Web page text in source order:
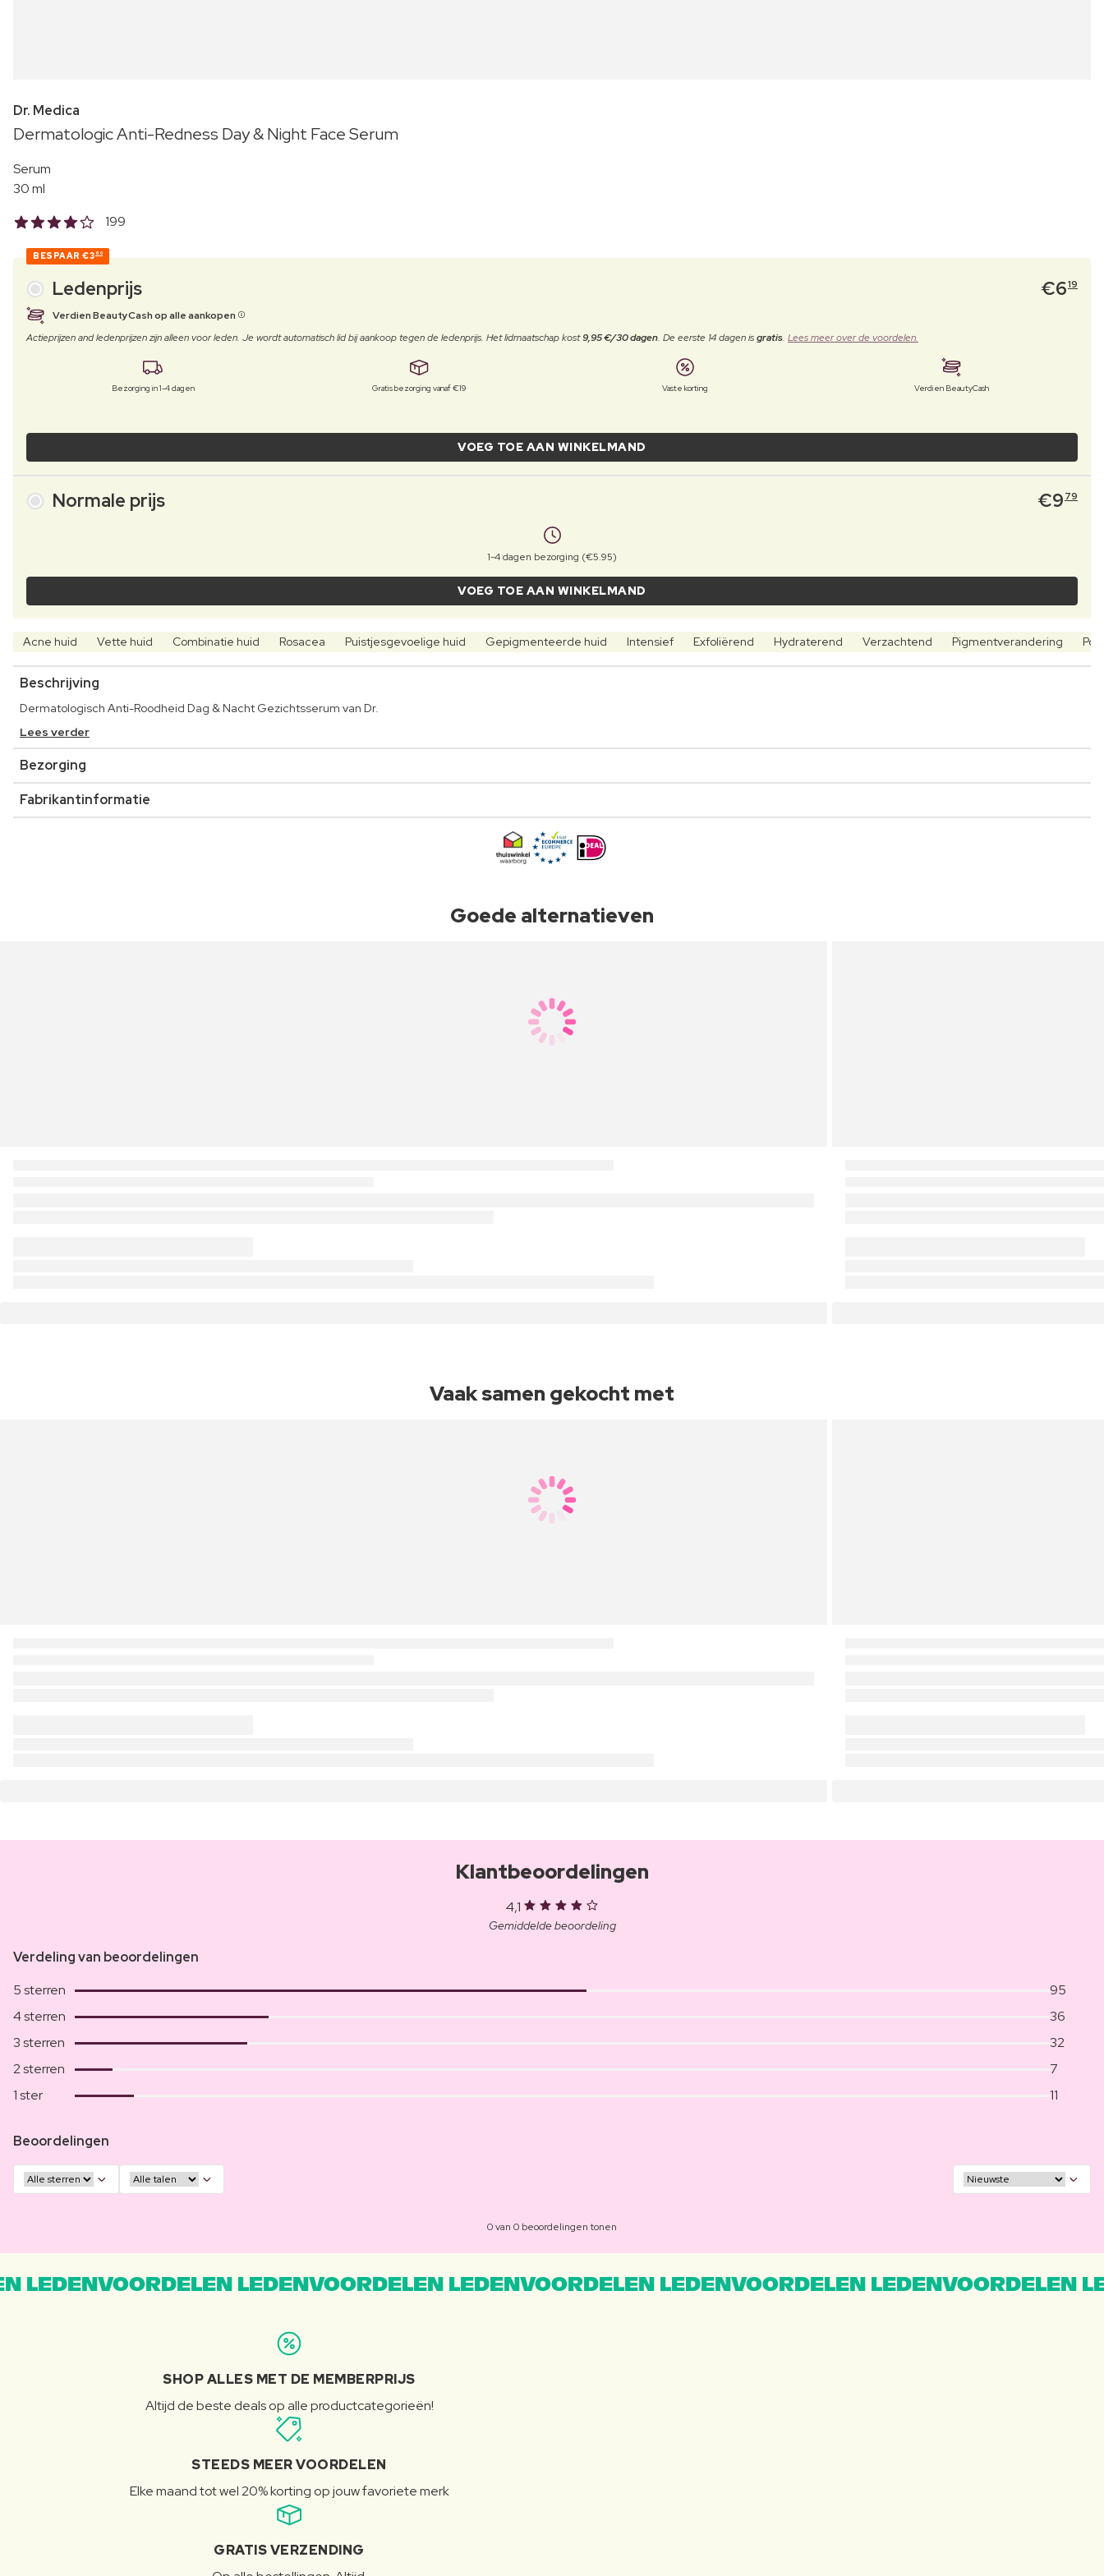
Dr. Medica
Dermatologic Anti-Redness Day & Night Face Serum
Serum
30 ml
199
BESPAAR €3 60
Ledenprijs €619
Verdien BeautyCash op alle aankopen
Actieprijzen and ledenprijzen zijn alleen voor leden. Je wordt automatisch lid bij aankoop tegen de ledenprijs. Het lidmaatschap kost9,95 €/30 dagen. De eerste 14 dagen isgratis. Lees meer over de voordelen.
Bezorging in 1-4 dagen Gratis bezorging vanaf €19 Vaste korting Verdien BeautyCash
VOEG TOE AAN WINKELMAND
Normale prijs €9 79
1-4 dagen bezorging (€5.95)
VOEG TOE AAN WINKELMAND
Acne huid Vette huid Combinatie huid Rosacea Puistjesgevoelige huid Gepigmenteerde huid Intensief Exfoliërend Hydraterend Verzachtend Pigmentverandering
Beschrijving
Dermatologisch Anti-Roodheid Dag & Nacht Gezichtsserum van Dr.
Lees verder
Bezorging
Fabrikantinformatie
Goede alternatieven
Vaak samen gekocht met
Klantbeoordelingen
4,1
Gemiddelde beoordeling
Verdeling van beoordelingen
5 sterren
95
4 sterren
36
3 sterren
32
2 sterren
7
1 ster
11
Beoordelingen
0 van 0 beoordelingen tonen
LEDENVOORDELEN LEDENVOORDELEN LEDENVOORDELEN LEDENVOORDELEN
SHOP ALLES MET DE MEMBERPRIJS
Altijd de beste deals op alle productcategorieën!
STEEDS MEER VOORDELEN
Elke maand tot wel 20% korting op jouw favoriete merk
GRATIS VERZENDING